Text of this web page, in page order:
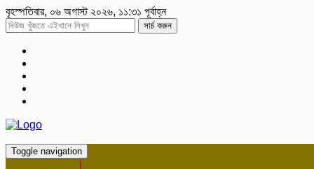
বৃহস্পতিবার, ০৬ অগাস্ট ২০২৬, ১১:৩১ পূর্বাহ্ন
সার্চ করুন
Toggle navigation